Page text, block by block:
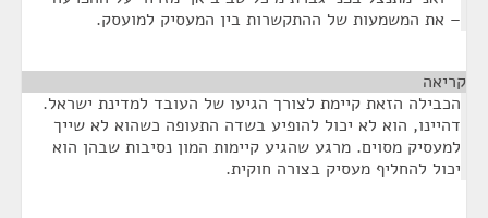
– את המשמעות של ההתקשרות בין המעסיק למועסק.
קריאה
הכבילה הזאת קיימת לצורך הגיעו של העובד למדינת ישראל.
דהיינו, הוא לא יכול להופיע בשדה התעופה כשהוא לא שייך
למעסיק מסוים. מרגע שהגיע קיימות המון נסיבות שבהן הוא
יכול להחליף מעסיק בצורה חוקית.